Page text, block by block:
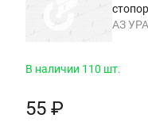
АЗ
В наличии 110 шт.
55 ₽